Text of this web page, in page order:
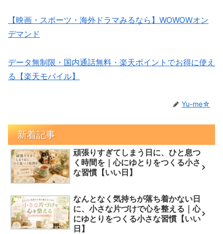
【映画・スポーツ・海外ドラマみるなら】WOWOWオン
デマンド
データ無制限・国内通話無料・楽天ポイントでお得に使え
る【楽天モバイル】
Yu-me☆
新着記事
頑張りすぎてしまう日に、ひと息つ
く時間を｜心にゆとりをつくる小さ
な習慣【いい日】
なんとなく気持ちが落ち着かない日
に、小さな片づけで心を整える｜心
にゆとりをつくる小さな習慣【いい
日】